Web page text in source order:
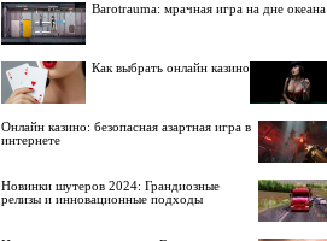
Barotrauma: мрачная игра на дне океана
Как выбрать онлайн казино
Онлайн казино: безопасная азартная игра в
интернете
Новинки шутеров 2024: Грандиозные
релизы и инновационные подходы